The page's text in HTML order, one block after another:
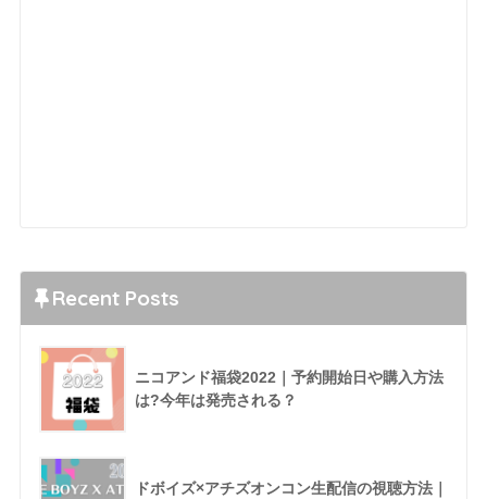
Recent Posts
ニコアンド福袋2022｜予約開始日や購入方法
は?今年は発売される？
ドボイズ×アチズオンコン生配信の視聴方法｜